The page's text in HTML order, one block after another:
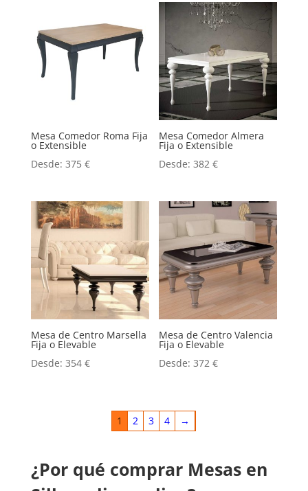
Mesa Comedor Roma Fija
o Extensible
Desde: 375 €
Mesa Comedor Almera
Fija o Extensible
Desde:382€
Mesa de Centro Marsella
Fija o Elevable
Desde: 354 €
Mesa de Centro Valencia
Fija o Elevable
Desde:372€
1 2 3 4 →
¿Por qué comprar Mesas en